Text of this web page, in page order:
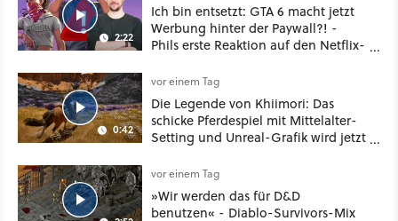
2:22
Ich bin entsetzt: GTA 6 macht jetzt
Werbung hinter der Paywall?! -
Phils erste Reaktion auf den Netflix-
0:42
vor einem Tag
Die Legende von Khiimori: Das
schicke Pferdespiel mit Mittelalter-
Setting und Unreal-Grafik wird jetzt
vor einem Tag
»Wir werden das für D&D
benutzen« - Diablo-Survivors-Mix